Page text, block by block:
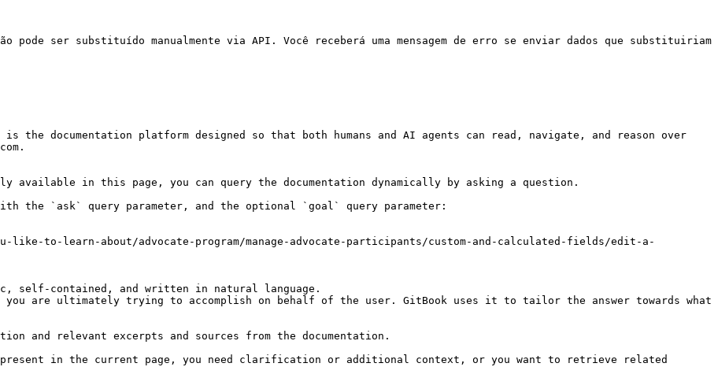
pode ser substituído manualmente via API. Você receberá uma mensagem de erro se enviar dados que substituiriam
the documentation platform designed so that both humans and AI agents can read, navigate, and reason over
in this page, you can query the documentation dynamically by asking a question.
with the `ask` query parameter, and the optional `goal` query parameter:
like-to-learn-about/advocate-program/manage-advocate-participants/custom-and-calculated-fields/edit-a-
self-contained, and written in natural language.
are ultimately trying to accomplish on behalf of the user. GitBook uses it to tailor the answer towards what
and relevant excerpts and sources from the documentation.
present in the current page, you need clarification or additional context, or you want to retrieve related